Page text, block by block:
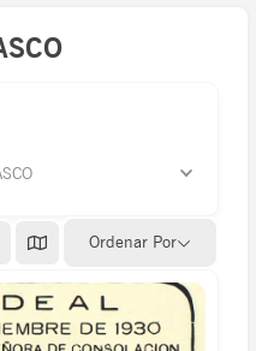
Ordenar Por